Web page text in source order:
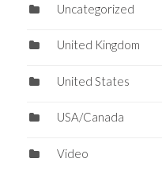
Uncategorized
United Kingdom
United States
USA/Canada
Video